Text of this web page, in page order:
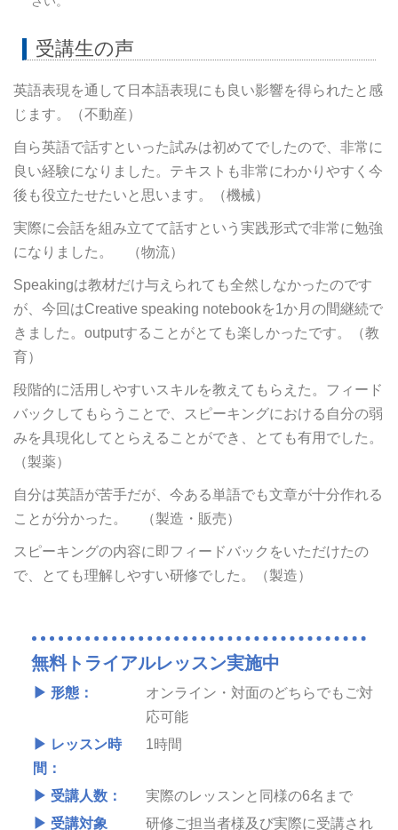
受講生の声
英語表現を通して日本語表現にも良い影響を得られたと感
じます。（不動産）
自ら英語で話すといった試みは初めてでしたので、非常に
良い経験になりました。テキストも非常にわかりやすく今
後も役立たせたいと思います。（機械）
実際に会話を組み立てて話すという実践形式で非常に勉強
になりました。 （物流）
Speakingは教材だけ与えられても全然しなかったのです
が、今回はCreative speaking notebookを1か月の間継続で
きました。outputすることがとても楽しかったです。（教
育）
段階的に活用しやすいスキルを教えてもらえた。フィード
バックしてもらうことで、スピーキングにおける自分の弱
みを具現化してとらえることができ、とても有用でした。
（製薬）
自分は英語が苦手だが、今ある単語でも文章が十分作れる
ことが分かった。 （製造・販売）
スピーキングの内容に即フィードバックをいただけたの
で、とても理解しやすい研修でした。（製造）
無料トライアルレッスン実施中
▶ 形態：
オンライン・対面のどちらでもご対
応可能
▶ レッスン時
間：
1時間
▶ 受講人数：
実際のレッスンと同様の6名まで
▶ 受講対象
研修ご担当者様及び実際に受講され